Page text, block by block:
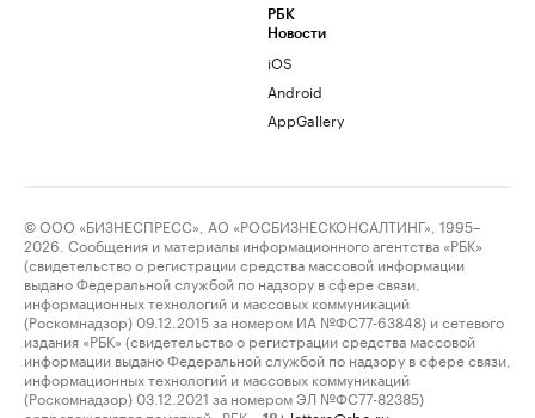
РБК
Новости
iOS
Android
AppGallery
© ООО «БИЗНЕСПРЕСС», АО «РОСБИЗНЕСКОНСАЛТИНГ», 1995–
2026. Сообщения и материалы информационного агентства «РБК»
(свидетельство о регистрации средства массовой информации
выдано Федеральной службой по надзору в сфере связи,
информационных технологий и массовых коммуникаций
(Роскомнадзор) 09.12.2015 за номером ИА №ФС77-63848) и сетевого
издания «РБК» (свидетельство о регистрации средства массовой
информации выдано Федеральной службой по надзору в сфере связи,
информационных технологий и массовых коммуникаций
(Роскомнадзор) 03.12.2021 за номером ЭЛ №ФС77-82385)